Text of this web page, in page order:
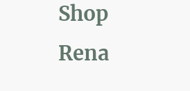
Shop
Rena